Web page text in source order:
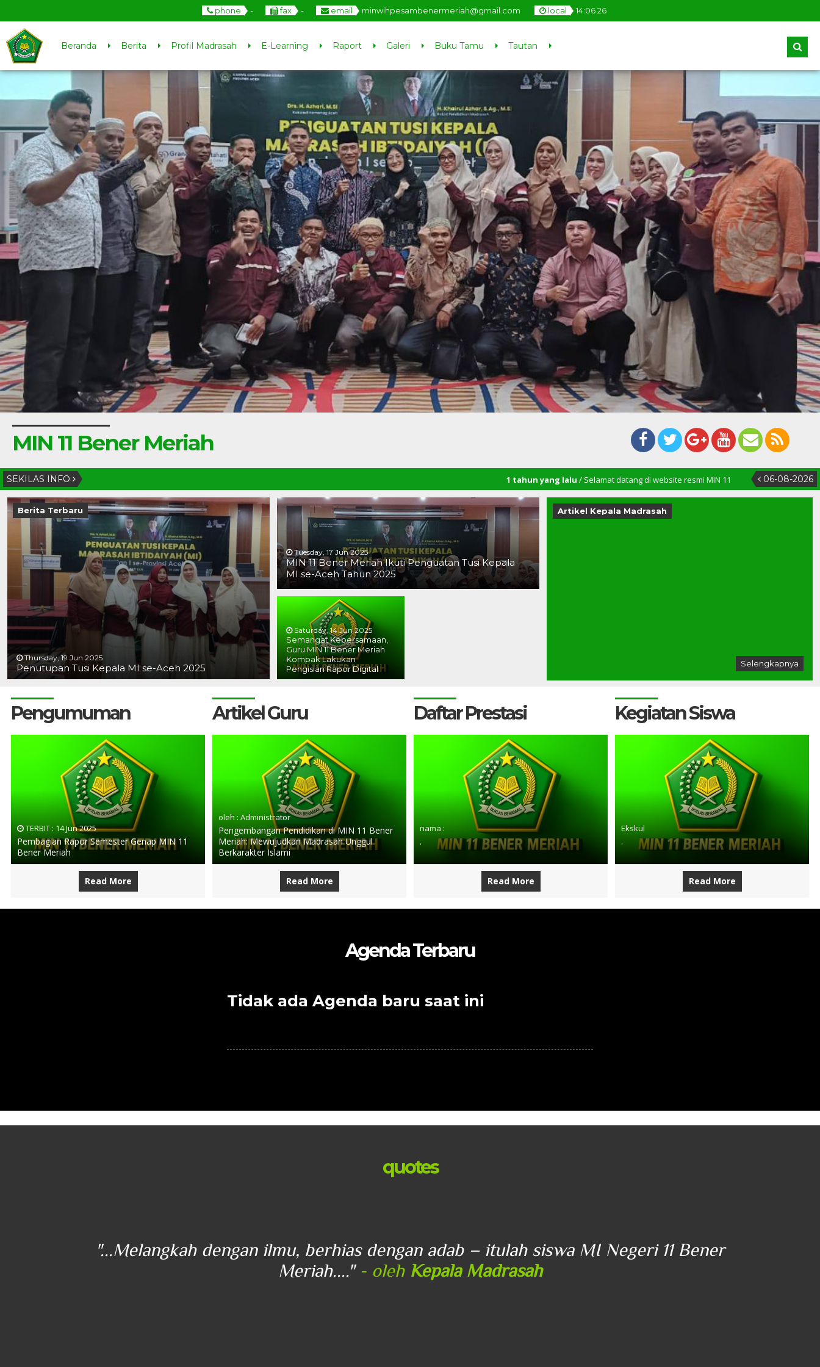
phone - fax - email minwihpesambenermeriah@gmail.com local 14:0627
Beranda Berita Profil Madrasah E-Learning Raport Galeri Buku Tamu Tautan
MIN 11 Bener Meriah
SEKILAS INFO 06-08-2026
1 tahun yang lalu/ Selamat datang di website resmi MIN 11
Bener Meriah
Berita Terbaru
Thursday, 19 Jun 2025
Penutupan Tusi Kepala MI se-Aceh 2025
Tuesday, 17 Jun 2025
MIN 11 Bener Meriah Ikuti Penguatan Tusi Kepala
MI se-Aceh Tahun 2025
Saturday, 14 Jun 2025
Semangat Kebersamaan,
Guru MIN 11 Bener Meriah
Kompak Lakukan
Pengisian Rapor Digital
Artikel Kepala Madrasah
Selengkapnya
Pengumuman
TERBIT : 14 Jun 2025
Pembagian Rapor Semester Genap MIN 11
Bener Meriah
Read More
Artikel Guru
oleh : Administrator
Pengembangan Pendidikan di MIN 11 Bener
Meriah: Mewujudkan Madrasah Unggul
Berkarakter Islami
Read More
Daftar Prestasi
nama :
.
Read More
Kegiatan Siswa
Ekskul
.
Read More
Agenda Terbaru
Tidak ada Agenda baru saat ini
quotes
"...Melangkah dengan ilmu, berhias dengan adab – itulah siswa MI Negeri 11 Bener
Meriah...." - oleh Kepala Madrasah